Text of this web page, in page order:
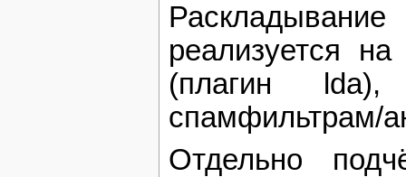
реализуется
(плагин
спамфильтрам/
Отдельно